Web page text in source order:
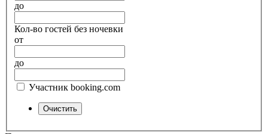
до
Кол-во гостей без ночевки
от
до
Участник booking.com